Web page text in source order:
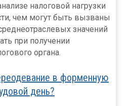
налоговой нагрузки
чем могут быть вызваны
значений
при получении
органа.
в форменную
день?